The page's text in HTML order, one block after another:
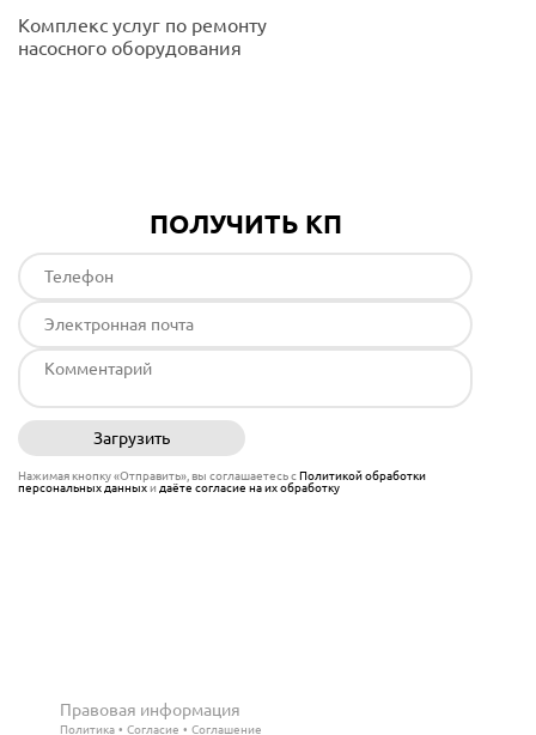
Комплекс услуг по ремонту
насосного оборудования
ПОЛУЧИТЬ КП
Загрузить
Нажимая кнопку «Отправить», вы соглашаетесь сПолитикой обработки
персональных данныхи даёте согласие на их обработку
Правовая информация
Политика Согласие Соглашение